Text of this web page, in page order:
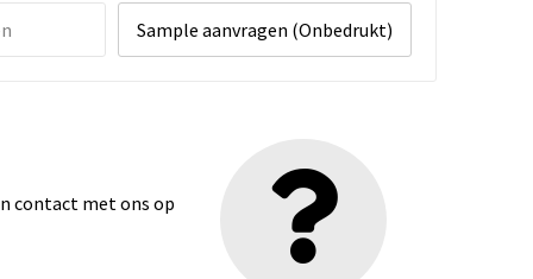
Sample aanvragen (Onbedrukt)
contact met ons op